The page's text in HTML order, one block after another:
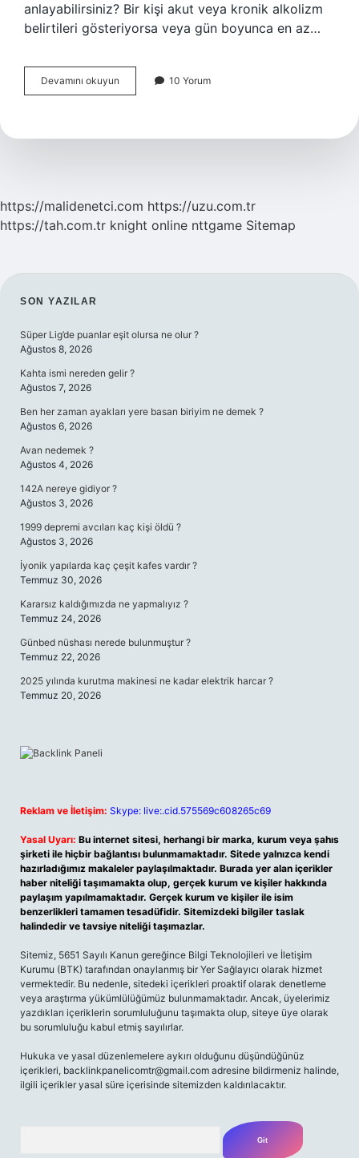
anlayabilirsiniz? Bir kişi akut veya kronik alkolizm
belirtileri gösteriyorsa veya gün boyunca en az…
Devamını okuyun
Bağımlılarının
Özelliği
10 Yorum
https://malidenetci.com https://uzu.com.tr
https://tah.com.tr knight online nttgame Sitemap
SIDEBAR
SON YAZILAR
Süper Lig’de puanlar eşit olursa ne olur ?
Ağustos 8, 2026
Kahta ismi nereden gelir ?
Ağustos 7, 2026
Ben her zaman ayakları yere basan biriyim ne demek ?
Ağustos 6, 2026
Avan nedemek ?
Ağustos 4, 2026
142A nereye gidiyor ?
Ağustos 3, 2026
1999 depremi avcıları kaç kişi öldü ?
Ağustos 3, 2026
İyonik yapılarda kaç çeşit kafes vardır ?
Temmuz 30, 2026
Kararsız kaldığımızda ne yapmalıyız ?
Temmuz 24, 2026
Günbed nüshası nerede bulunmuştur ?
Temmuz 22, 2026
2025 yılında kurutma makinesi ne kadar elektrik harcar ?
Temmuz 20, 2026
Reklam ve İletişim: Skype: live:.cid.575569c608265c69
Yasal Uyarı: Bu internet sitesi, herhangi bir marka, kurum veya şahıs
şirketi ile hiçbir bağlantısı bulunmamaktadır. Sitede yalnızca kendi
hazırladığımız makaleler paylaşılmaktadır. Burada yer alan içerikler
haber niteliği taşımamakta olup, gerçek kurum ve kişiler hakkında
paylaşım yapılmamaktadır. Gerçek kurum ve kişiler ile isim
benzerlikleri tamamen tesadüfidir. Sitemizdeki bilgiler taslak
halindedir ve tavsiye niteliği taşımazlar.
Sitemiz, 5651 Sayılı Kanun gereğince Bilgi Teknolojileri ve İletişim
Kurumu (BTK) tarafından onaylanmış bir Yer Sağlayıcı olarak hizmet
vermektedir. Bu nedenle, sitedeki içerikleri proaktif olarak denetleme
veya araştırma yükümlülüğümüz bulunmamaktadır. Ancak, üyelerimiz
yazdıkları içeriklerin sorumluluğunu taşımakta olup, siteye üye olarak
bu sorumluluğu kabul etmiş sayılırlar.
Hukuka ve yasal düzenlemelere aykırı olduğunu düşündüğünüz
içerikleri, backlinkpanelicomtr@gmail.com adresine bildirmeniz halinde,
ilgili içerikler yasal süre içerisinde sitemizden kaldırılacaktır.